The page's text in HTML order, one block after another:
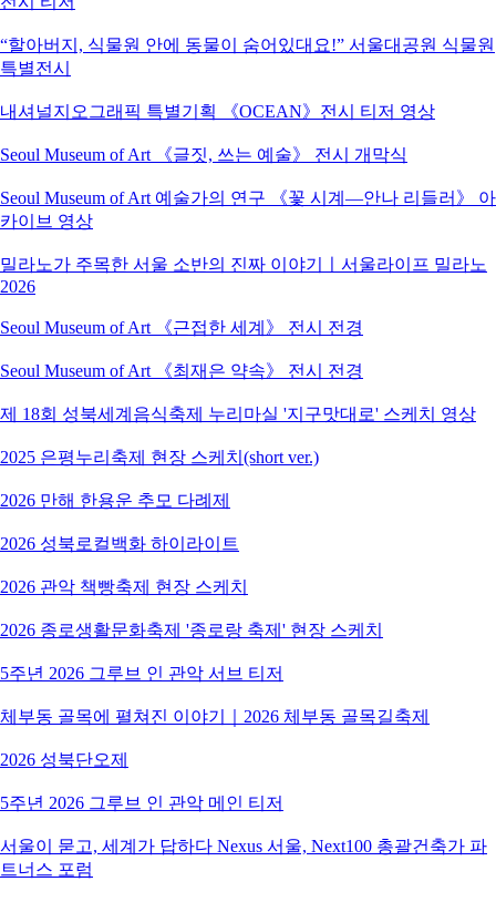
“할아버지, 식물원 안에 동물이 숨어있대요!” 서울대공원 식물원
특별전시
내셔널지오그래픽 특별기획 《OCEAN》전시 티저 영상
Seoul Museum of Art 《글짓, 쓰는 예술》 전시 개막식
Seoul Museum of Art 예술가의 연구 《꽃 시계―안나 리들러》 아
카이브 영상
밀라노가 주목한 서울 소반의 진짜 이야기ㅣ서울라이프 밀라노
2026
Seoul Museum of Art 《근접한 세계》 전시 전경
Seoul Museum of Art 《최재은 약속》 전시 전경
제 18회 성북세계음식축제 누리마실 '지구맛대로' 스케치 영상
2025 은평누리축제 현장 스케치(short ver.)
2026 만해 한용운 추모 다례제
2026 성북로컬백화 하이라이트
2026 관악 책빵축제 현장 스케치
2026 종로생활문화축제 '종로랑 축제' 현장 스케치
5주년 2026 그루브 인 관악 서브 티저
체부동 골목에 펼쳐진 이야기｜2026 체부동 골목길축제
2026 성북단오제
5주년 2026 그루브 인 관악 메인 티저
서울이 묻고, 세계가 답하다 Nexus 서울, Next100 총괄건축가 파
트너스 포럼